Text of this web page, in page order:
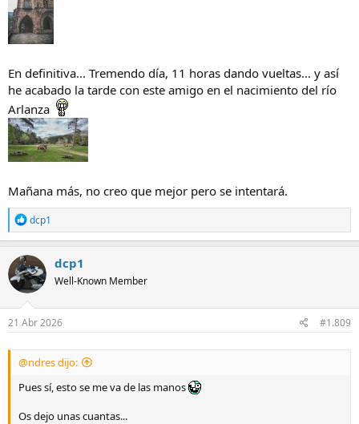
En definitiva... Tremendo día, 11 horas dando vueltas... y así
he acabado la tarde con este amigo en el nacimiento del río
Arlanza
Mañana más, no creo que mejor pero se intentará.
R
e
a
c
t
i
o
n
s
dcp1
dcp1
Well-Known Member
21 Abr 2026 #1.809
@ndres dijo:
Pues sí, esto se me va de las manos
Os dejo unas cuantas...